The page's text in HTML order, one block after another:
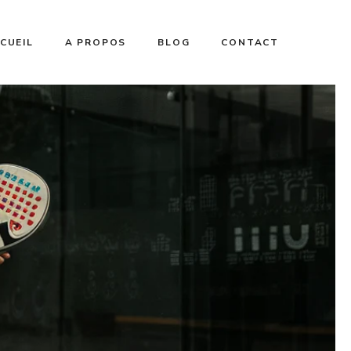
A PROPOS BLOG CONTACT